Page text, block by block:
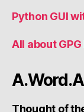
Python GUI
All about
Thought of